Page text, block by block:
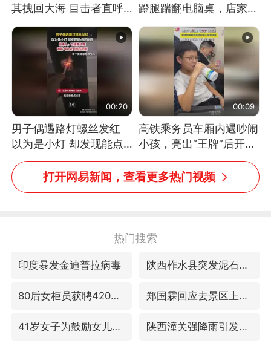
其拽回大海 目击者直呼
消息）
蹬腿踹翻电脑桌，店家3
00:20
男子偶遇路灯螺丝发红
以为是小灯 却发现能点
燃香烟 当事人：已报警
处理
00:09
高铁乘务员车厢内遇吵闹
小孩，亮出“王牌”后开启
一键静音
打开网易新闻，查看更多热门视频
热门搜索
印度暴发金迪普拉病毒 陕西柞水县突发泥石流致1死2失联
80后女柜员获聘4200亿银行副行长 郑国霖回应去景区上班被保安拦下
41岁女子为鼓励女儿考上985研究生 陕西潼关强降雨引发土崖滑坡1人失联